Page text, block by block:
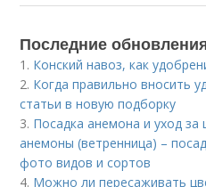
Последние
1. Конский навоз, как
2. Когда правильно вносить
статьи в новую подборку
3. Посадка анемона и уход
анемоны (ветренница) –
фото видов и сортов
4. Можно ли пересаживать